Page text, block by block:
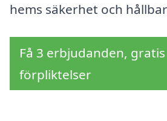
hems säkerhet och
Få 3 erbjudanden,
förpliktelser